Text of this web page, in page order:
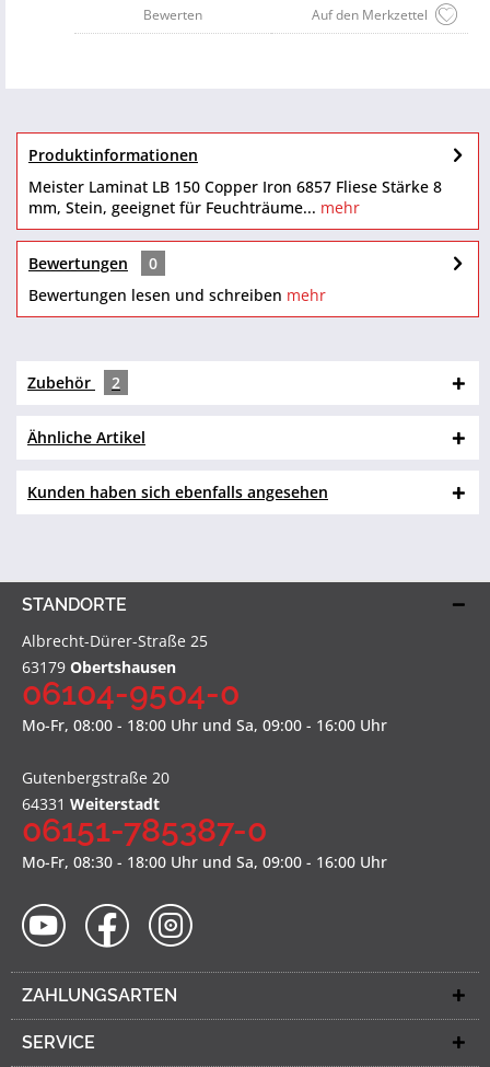
Auf den Merkzettel
Bewerten
Produktinformationen
Meister Laminat LB 150 Copper Iron 6857 Fliese Stärke 8
mm, Stein, geeignet für Feuchträume... mehr
Bewertungen
0
Bewertungen lesen und schreiben mehr
Zubehör 2
Ähnliche Artikel
Kunden haben sich ebenfalls angesehen
STANDORTE
Albrecht-Dürer-Straße 25
63179 Obertshausen
06104-9504-0
Mo-Fr, 08:00 - 18:00 Uhr und Sa, 09:00 - 16:00 Uhr
Gutenbergstraße 20
64331 Weiterstadt
06151-785387-0
Mo-Fr, 08:30 - 18:00 Uhr und Sa, 09:00 - 16:00 Uhr
ZAHLUNGSARTEN
SERVICE